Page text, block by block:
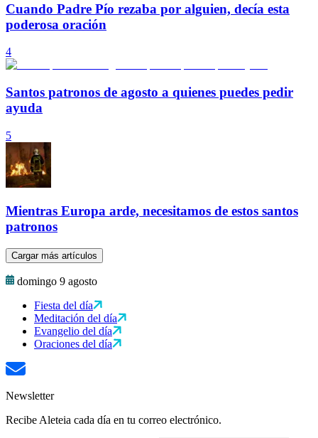
Cuando Padre Pío rezaba por alguien, decía esta
poderosa oración
4
Santos patronos de agosto a quienes puedes pedir
ayuda
5
Mientras Europa arde, necesitamos de estos santos
patronos
Cargar más artículos
domingo 9 agosto
Fiesta del día
Meditación del día
Evangelio del día
Oraciones del día
Newsletter
Recibe Aleteia cada día en tu correo electrónico.